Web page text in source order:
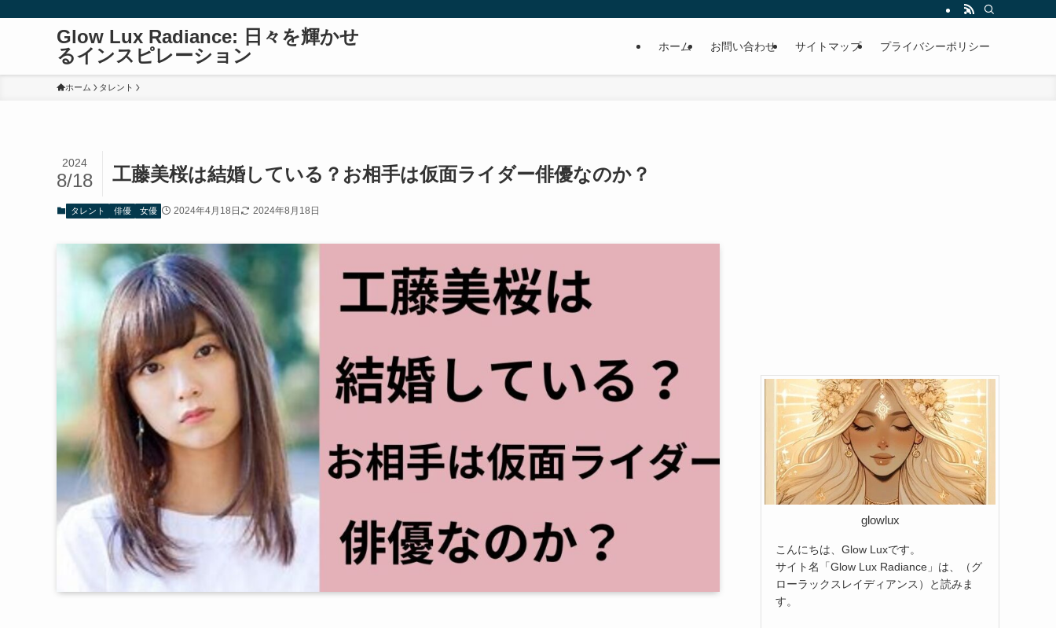
Glow Lux Radiance: 日々を輝かせ
るインスピレーション
ホーム お問い合わせ サイトマップ プライバシーポリシー
ホーム タレント
工藤美桜は結婚している？お相手は仮面ライダー俳優なのか？
2024
8/18
タレント 俳優 女優 2024年4月18日 2024年8月18日
glowlux
こんにちは、Glow Luxです。
サイト名「Glow Lux Radiance」は、（グ
ローラックスレイディアンス）と読みま
す。